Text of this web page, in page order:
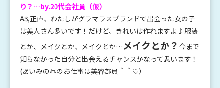
り？…by.20代会社員（仮）
A3,正直、わたしがグラマラスブランドで出会った女の子
は美人さん多いです！だけど、きれいは作れますよ♪服装
とか、メイクとか、メイクとか…メイクとか？ 今まで
知らなかった自分と出会えるチャンスかなって思います！
(あいみの昼のお仕事は美容部員＾＾♡）